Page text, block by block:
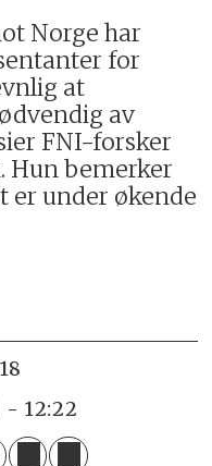
Norge har
for
at
av
FNI-forsker
Hun bemerker
er under økende
- 12:22